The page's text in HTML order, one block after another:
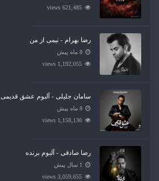
621,485 views
رضا بهرام - نیمی از من
8 ماه پیش
1,192,055 views
سامان جلیلی - آلبوم عشق قدیمی
8 ماه پیش
1,158,130 views
رضا صادقی - آلبوم برنده
1 سال پیش
3,059,655 views